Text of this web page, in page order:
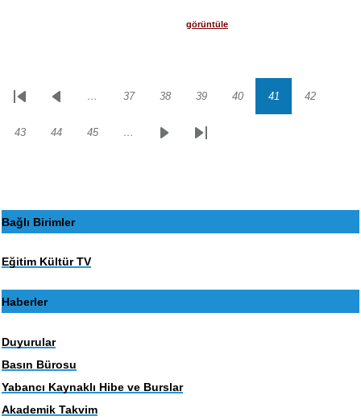
görüntüle
Sayfalama
İlk
Önceki… Sayfa
37 Sayfa
38 Sayfa
39 Sayfa
40 Sayfa
41 Sayfa
42
Sayfa
43 Sayfa
44 Sayfa
45 …
SonrakiSon
Bağlı Birimler
Eğitim Kültür TV
Haberler
Duyurular
Basın Bürosu
Yabancı Kaynaklı Hibe ve Burslar
Akademik Takvim